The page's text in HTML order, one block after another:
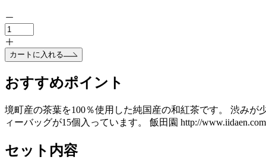
カートに入れる
おすすめポイント
境町産の茶葉を100％使用した純国産の和紅茶です。 渋み
ィーバッグが15個入っています。 飯田園 http://www.iidaen.com
セット内容